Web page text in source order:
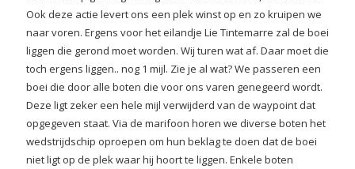
Ook deze actie levert ons een plek winst op en zo kruipen we
naar voren. Ergens voor het eilandje Lie Tintemarre zal de boei
liggen die gerond moet worden. Wij turen wat af. Daar moet die
toch ergens liggen.. nog 1 mijl. Zie je al wat? We passeren een
boei die door alle boten die voor ons varen genegeerd wordt.
Deze ligt zeker een hele mijl verwijderd van de waypoint dat
opgegeven staat. Via de marifoon horen we diverse boten het
wedstrijdschip oproepen om hun beklag te doen dat de boei
niet ligt op de plek waar hij hoort te liggen. Enkele boten